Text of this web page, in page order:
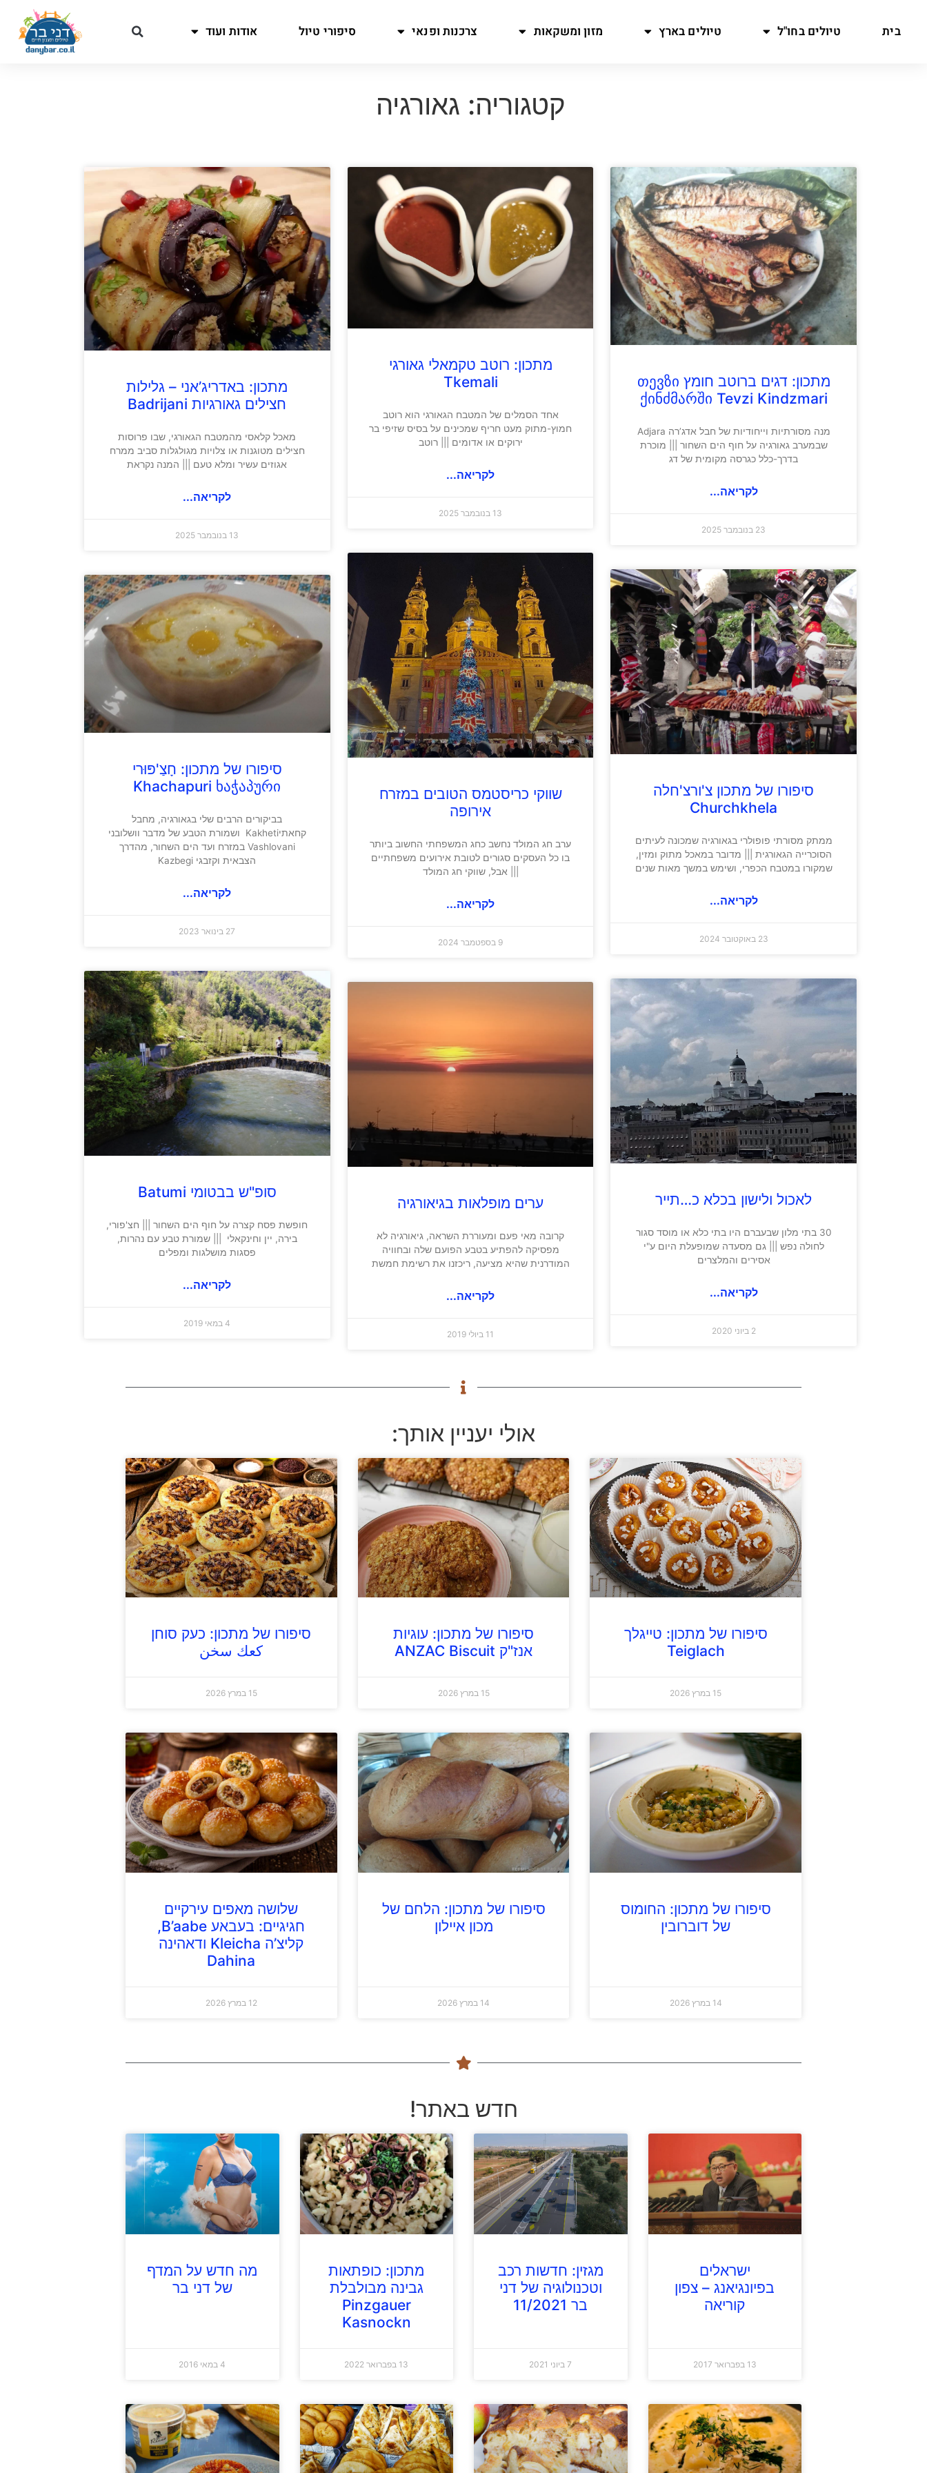
בית טיולים בחו"ל טיולים בארץ מזון ומשקאות צרכנות ופנאי סיפורי טיול אודות ועוד
קטגוריה: גאורגיה
מתכון: דגים ברוטב חומץ თევზი
ქინძმარში Tevzi Kindzmari
מנה מסורתיות וייחודיות של חבל אדג’רה Adjara
שבמערב גאורגיה על חוף הים השחור ||| מוכרת
בדרך-כלל כגרסה מקומית של דג
לקריאה...
23 בנובמבר 2025
מתכון: רוטב טקמאלי גאורגי
Tkemali
אחד הסמלים של המטבח הגאורגי הוא רוטב
חמוץ-מתוק מעט חריף שמכינים על בסיס שזיפי בר
ירוקים או אדומים ||| רוטב
לקריאה...
13 בנובמבר 2025
מתכון: באדריג’אני – גלילות
חצילים גאורגיות Badrijani
מאכל קלאסי מהמטבח הגאורגי, שבו פרוסות
חצילים מטוגנות או צלויות מגולגלות סביב ממרח
אגוזים עשיר ומלא טעם ||| המנה נקראת
לקריאה...
13 בנובמבר 2025
סיפורו של מתכון צ'ורצ'חלה
Churchkhela
ממתק מסורתי פופולרי בגאורגיה שמכונה לעיתים
הסוכרייה הגאורגית ||| מדובר במאכל מתוק ומזין,
שמקורו במטבח הכפרי, ושימש במשך מאות שנים
לקריאה...
23 באוקטובר 2024
שווקי כריסטמס הטובים במזרח
אירופה
ערב חג המולד נחשב כחג המשפחתי החשוב ביותר
בו כל העסקים סגורים לטובת אירועים משפחתיים
||| אבל, שווקי חג המולד
לקריאה...
9 בספטמבר 2024
סיפורו של מתכון: חָצַ'פּוּרי
Khachapuri ხაჭაპური
בביקורים הרבים שלי בגאורגיה, מחבל
קחאתיKakheti ושמורת הטבע של מדבר וושלובני
Vashlovani במזרח ועד הים השחור, מהדרך
הצבאית וקזבגי Kazbegi
לקריאה...
27 בינואר 2023
לאכול ולישון בכלא כ…תייר
30 בתי מלון שבעברם היו בתי כלא או מוסד סגור
לחולה נפש ||| גם מסעדה שמופעלת היום ע"י
אסירים והמלצרים
לקריאה...
2 ביוני 2020
ערים מופלאות בגיאורגיה
קרובה מאי פעם ומעוררת השראה, גיאורגיה לא
מפסיקה להפתיע בטבע הפועם שלה ובחוויה
המודרנית שהיא מציעה, ריכזנו את רשימת חמשת
לקריאה...
11 ביולי 2019
סופ"ש בבטומי Batumi
חופשת פסח קצרה על חוף הים השחור ||| חצ'פורי,
בירה, יין וחינקאלי ||| שמורת טבע עם נהרות,
פסגות מושלגות ומפלים
לקריאה...
4 במאי 2019
אולי יעניין אותך:
סיפורו של מתכון: טייגלך
Teiglach
15 במרץ 2026
סיפורו של מתכון: עוגיות
אנז"ק ANZAC Biscuit
15 במרץ 2026
סיפורו של מתכון: כעק סוחן
كعك سخن
15 במרץ 2026
סיפורו של מתכון: החומוס
של דוברובין
14 במרץ 2026
סיפורו של מתכון: הלחם של
מכון איילון
14 במרץ 2026
שלושה מאפים עירקיים
חגיגיים: בעבאע B’aabe,
קליצ’ה Kleicha ודאהינה
Dahina
12 במרץ 2026
חדש באתר!
ישראלים
בפיונגיאנג – צפון
קוריאה
13 בפברואר 2017
מגזין: חדשות רכב
וטכנולוגיה של דני
בר 11/2021
7 ביוני 2021
מתכון: כופתאות
גבינה מבולבלת
Pinzgauer
Kasnockn
13 בפברואר 2022
מה חדש על המדף
של דני בר
4 במאי 2016